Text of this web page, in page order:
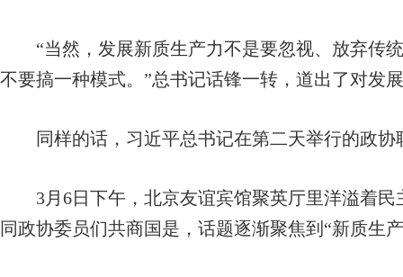
“当然，发展新质生产力不是要忽视、放弃传
不要搞一种模式。”总书记话锋一转，道出了对发
同样的话，习近平总书记在第二天举行的政协
3月6日下午，北京友谊宾馆聚英厅里洋溢着民
同政协委员们共商国是，话题逐渐聚焦到“新质生